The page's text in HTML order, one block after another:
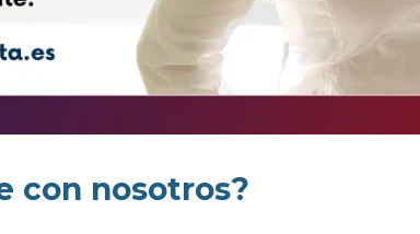
con nosotros?